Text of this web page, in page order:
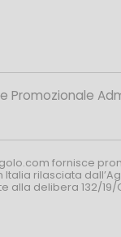
Promozionale
fornisce
Italia rilasciata
alla delibera 132/